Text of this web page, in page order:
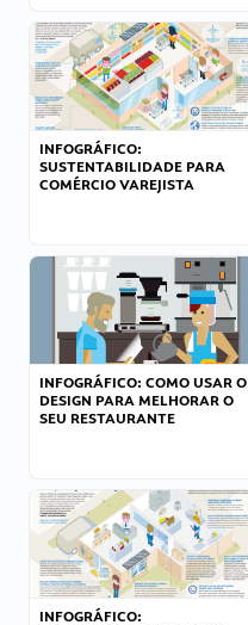
INFOGRÁFICO:
SUSTENTABILIDADE PARA
COMÉRCIO VAREJISTA
INFOGRÁFICO: COMO USAR O
DESIGN PARA MELHORAR O
SEU RESTAURANTE
INFOGRÁFICO: